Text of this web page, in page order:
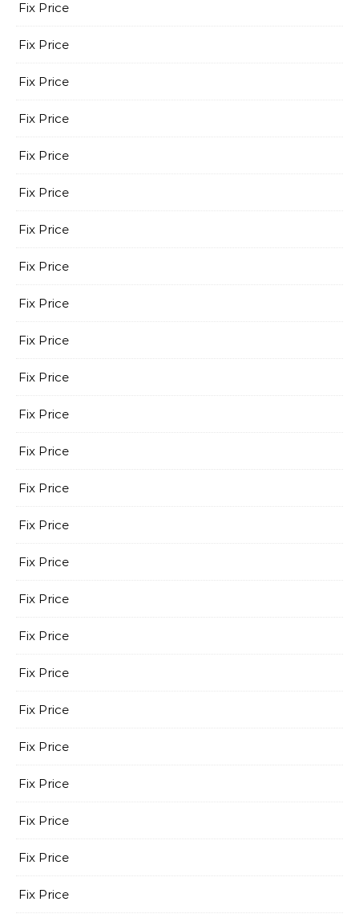
Fix Price
Fix Price
Fix Price
Fix Price
Fix Price
Fix Price
Fix Price
Fix Price
Fix Price
Fix Price
Fix Price
Fix Price
Fix Price
Fix Price
Fix Price
Fix Price
Fix Price
Fix Price
Fix Price
Fix Price
Fix Price
Fix Price
Fix Price
Fix Price
Fix Price